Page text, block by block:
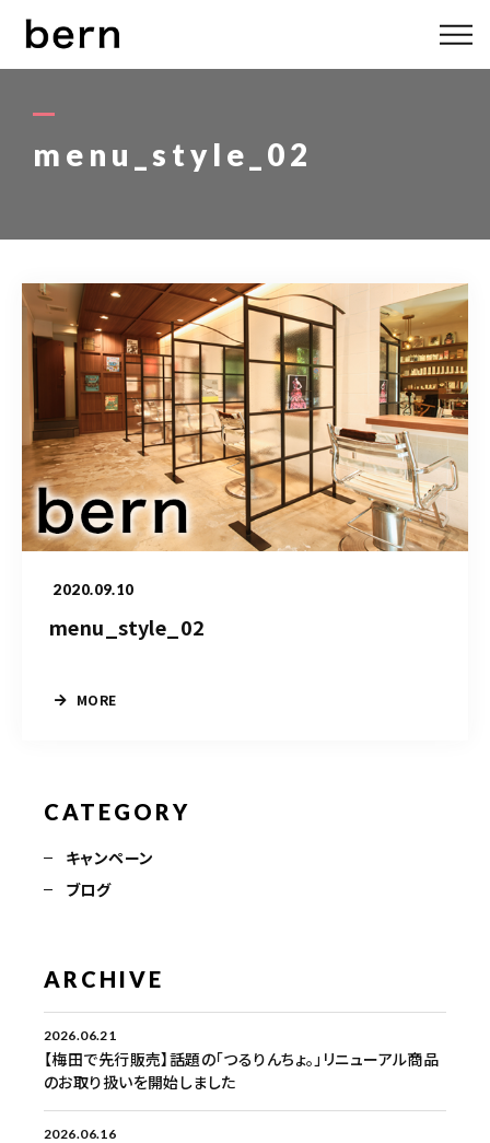
menu_style_02
2020.09.10
menu_style_02
MORE
CATEGORY
キャンペーン
ブログ
ARCHIVE
2026.06.21
【梅田で先行販売】話題の「つるりんちょ。」リニューアル商品
のお取り扱いを開始しました
2026.06.16
ABOUT US
BLOG
ACCESS
bern 06-6136-6633
TERMINAL bern 06-6136-6633 【火水木日・祝】10:00～19:00
【金土】10:00〜21:00